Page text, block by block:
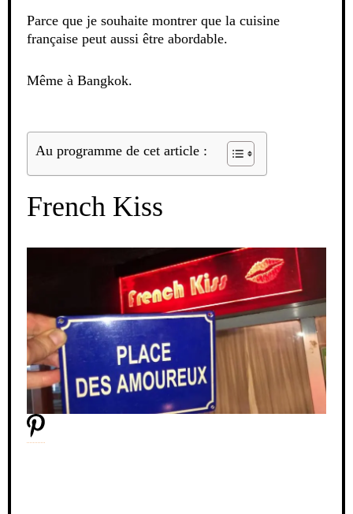
Parce que je souhaite montrer que la cuisine
française peut aussi être abordable.
Même à Bangkok.
Au programme de cet article :
French Kiss